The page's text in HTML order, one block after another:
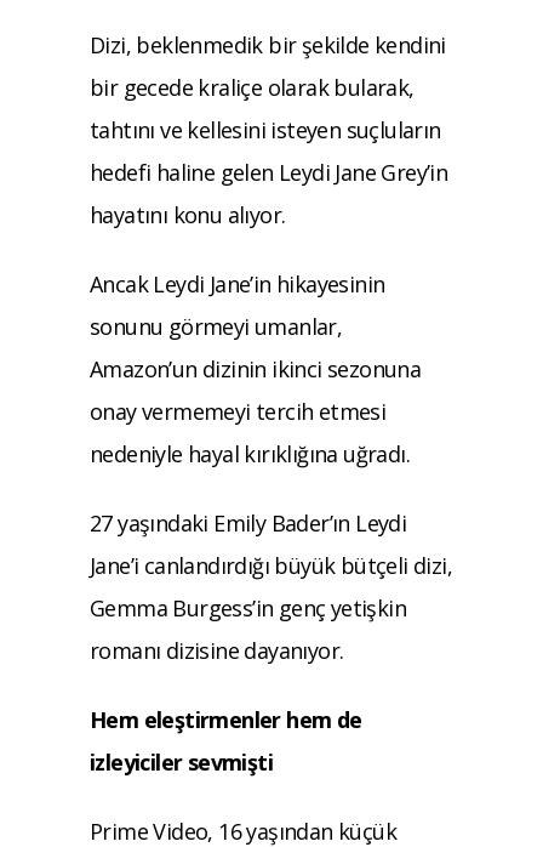
Dizi, beklenmedik bir şekilde kendini
bir gecede kraliçe olarak bularak,
tahtını ve kellesini isteyen suçluların
hedefi haline gelen Leydi Jane Grey’in
hayatını konu alıyor.
Ancak Leydi Jane’in hikayesinin
sonunu görmeyi umanlar,
Amazon’un dizinin ikinci sezonuna
onay vermemeyi tercih etmesi
nedeniyle hayal kırıklığına uğradı.
27 yaşındaki Emily Bader’ın Leydi
Jane’i canlandırdığı büyük bütçeli dizi,
Gemma Burgess’in genç yetişkin
romanı dizisine dayanıyor.
Hem eleştirmenler hem de
izleyiciler sevmişti
Prime Video, 16 yaşından küçük